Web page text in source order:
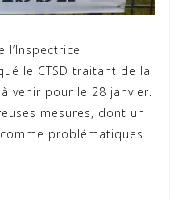
l’Inspectrice
le CTSD traitant de la
venir pour le 28 janvier.
mesures, dont un
problématiques